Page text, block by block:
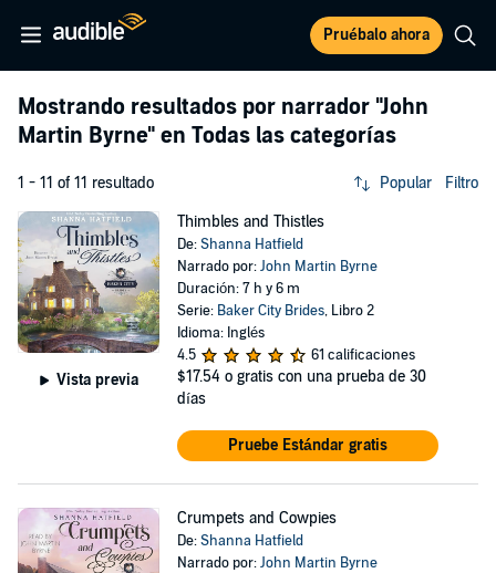
Pruébalo ahora
Mostrando resultados por narrador "John
Martin Byrne" en Todas las categorías
1 - 11 of 11 resultado Popular Filtro
Vista previa
Thimbles and Thistles
De:Shanna Hatfield
Narrado por:John Martin Byrne
Duración: 7 h y 6 m
Serie: Baker City Brides, Libro 2
Idioma: Inglés
4.5
61 calificaciones
$17.54 o gratis con una prueba de 30
días
Pruebe Estándar gratis
Crumpets and Cowpies
De:Shanna Hatfield
Narrado por:John Martin Byrne